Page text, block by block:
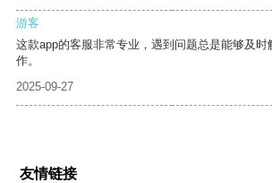
游客
这款app的客服非常专业，遇到问题总是能够及
作。
2025-09-27
友情链接